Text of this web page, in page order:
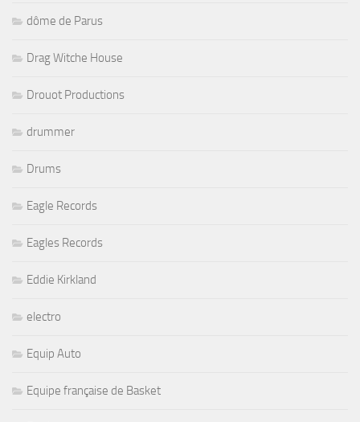
dôme de Parus
Drag Witche House
Drouot Productions
drummer
Drums
Eagle Records
Eagles Records
Eddie Kirkland
electro
Equip Auto
Equipe française de Basket